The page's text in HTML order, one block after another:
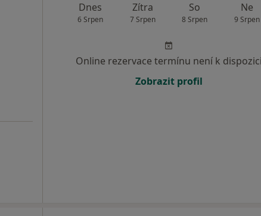
Dnes
6 Srpen
Zítra
7 Srpen
So
8 Srpen
Ne
9 Srpen
Online rezervace termínu není k dispozici
Zobrazit profil